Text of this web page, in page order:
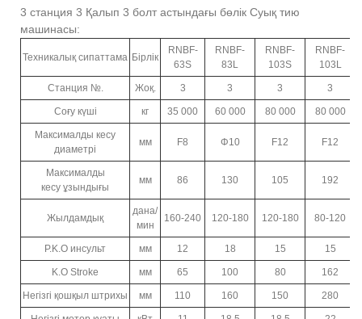
3 станция 3 Қалып 3 болт астындағы бөлік Суық тию
машинасы:
Техникалық сипаттама Бірлік
RNBF-
63S
RNBF-
83L
RNBF-
103S
RNBF-
103L
Станция №. Жоқ. 3 3 3 3
Соғу күші кг 35 000 60 000 80 000 80 000
Максималды кесу
диаметрі
мм F8 Φ10 F12 F12
Максималды
кесу ұзындығы
мм 86 130 105 192
Жылдамдық
дана/
мин
160-240 120-180 120-180 80-120
P.K.O инсульт мм 12 18 15 15
K.O Stroke мм 65 100 80 162
Негізгі қошқыл штрихы мм 110 160 150 280